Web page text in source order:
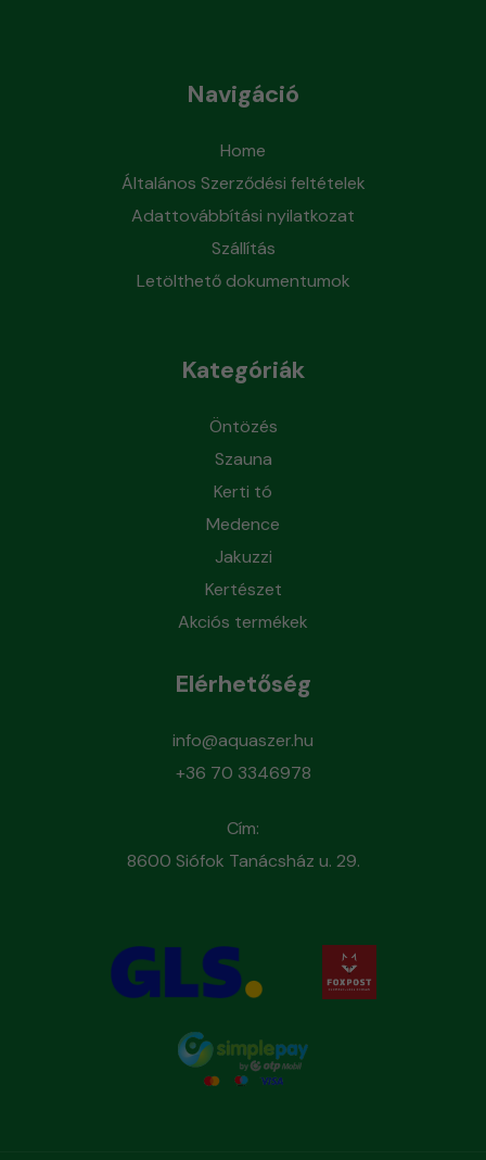
Navigáció
Home
Általános Szerződési feltételek
Adattovábbítási nyilatkozat
Szállítás
Letölthető dokumentumok
Kategóriák
Öntözés
Szauna
Kerti tó
Medence
Jakuzzi
Kertészet
Akciós termékek
Elérhetőség
info@aquaszer.hu
+36 70 3346978
Cím:
8600 Siófok Tanácsház u. 29.